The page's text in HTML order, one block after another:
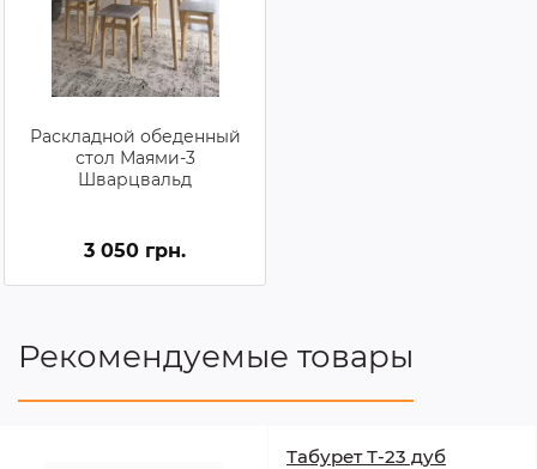
Раскладной обеденный
стол Маями-3
Шварцвальд
3 050 грн.
Рекомендуемые товары
Табурет Т-23 дуб